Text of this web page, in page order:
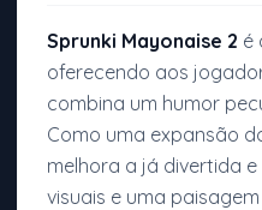
Sprunki Mayonaise 2 é
oferecendo aos
combina um humor
Como uma expansão
melhora a já divertida
visuais e uma